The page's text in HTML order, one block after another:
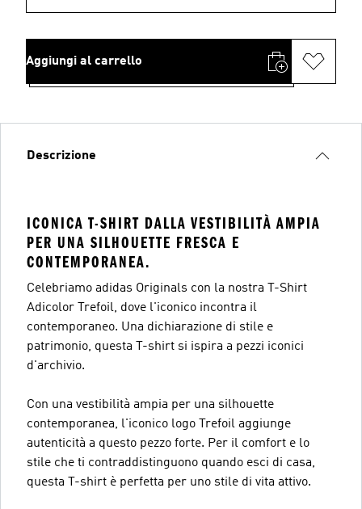
Aggiungi al carrello
Descrizione
ICONICA T-SHIRT DALLA VESTIBILITÀ AMPIA
PER UNA SILHOUETTE FRESCA E
CONTEMPORANEA.
Celebriamo adidas Originals con la nostra T-Shirt
Adicolor Trefoil, dove l'iconico incontra il
contemporaneo. Una dichiarazione di stile e
patrimonio, questa T-shirt si ispira a pezzi iconici
d'archivio.
Con una vestibilità ampia per una silhouette
contemporanea, l'iconico logo Trefoil aggiunge
autenticità a questo pezzo forte. Per il comfort e lo
stile che ti contraddistinguono quando esci di casa,
questa T-shirt è perfetta per uno stile di vita attivo.